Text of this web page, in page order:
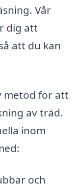
Vår
dig att
att du kan
metod för att
av träd.
inom
och